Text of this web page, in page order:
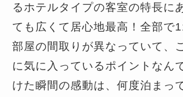
るホテルタイプの客室の特長に
ても広くて居心地最高！全部で
部屋の間取りが異なっていて、
に気に入っているポイントなん
けた瞬間の感動は、何度泊まっ